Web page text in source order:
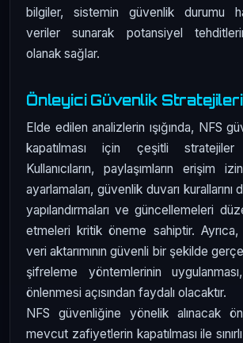
bilgiler, sistemin güvenlik durumu
veriler sunarak potansiyel
olanak sağlar.
Önleyici Güvenlik Stratejileri
Elde edilen analizlerin ışığında, NFS
kapatılması için çeşitli stratejiler
Kullanıcıların, paylaşımların erişim
ayarlamaları, güvenlik duvarı
yapılandırmaları ve güncellemeleri
etmeleri kritik öneme sahiptir.
veri aktarımının güvenli bir şekilde
şifreleme yöntemlerinin
önlenmesi açısından faydalı olacaktır.
NFS güvenliğine yönelik alınacak
mevcut zafiyetlerin kapatılması ile